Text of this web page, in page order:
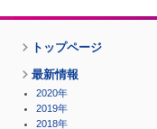
トップページ
最新情報
2020年
2019年
2018年